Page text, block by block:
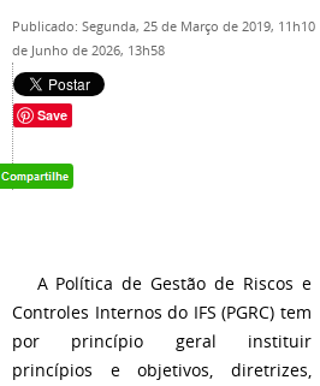
Publicado: Segunda, 25 de Março de 2019, 11h10
de Junho de 2026, 13h58
Save
A Política de Gestão de Riscos e
Controles Internos do IFS (PGRC) tem
por princípio geral instituir
princípios e objetivos, diretrizes,